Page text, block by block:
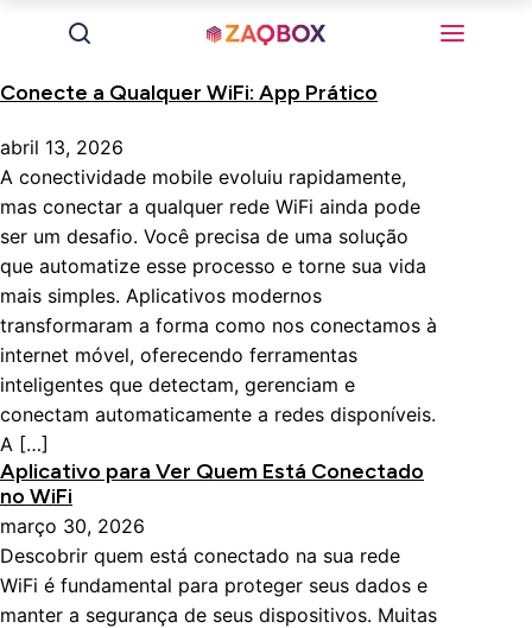
Conecte a Qualquer WiFi: App Prático
abril 13, 2026
A conectividade mobile evoluiu rapidamente,
mas conectar a qualquer rede WiFi ainda pode
ser um desafio. Você precisa de uma solução
que automatize esse processo e torne sua vida
mais simples. Aplicativos modernos
transformaram a forma como nos conectamos à
internet móvel, oferecendo ferramentas
inteligentes que detectam, gerenciam e
conectam automaticamente a redes disponíveis.
A […]
Aplicativo para Ver Quem Está Conectado
no WiFi
março 30, 2026
Descobrir quem está conectado na sua rede
WiFi é fundamental para proteger seus dados e
manter a segurança de seus dispositivos. Muitas